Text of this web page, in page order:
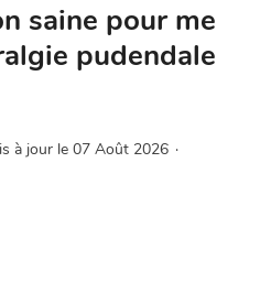
saine pour me
pudendale
à jour le 07 Août 2026 ·